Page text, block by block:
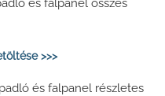
és falpanel összes
>>>
és falpanel részletes